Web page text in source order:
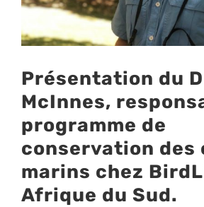
Présentation du
McInnes,
programme de
conservation des
marins chez
Afrique du Sud.